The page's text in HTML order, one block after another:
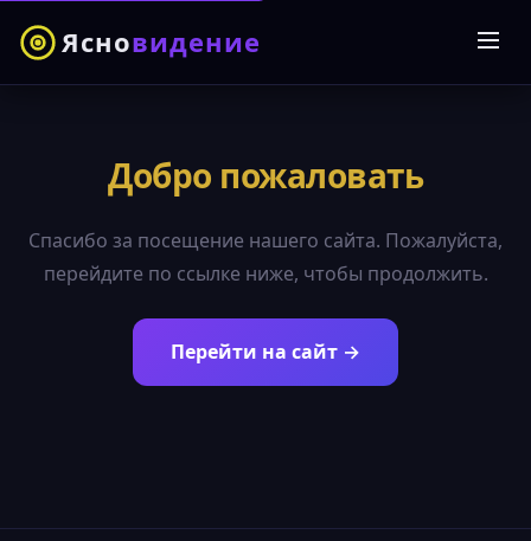
Ясновидение
Добро пожаловать
Спасибо за посещение нашего сайта. Пожалуйста,
перейдите по ссылке ниже, чтобы продолжить.
Перейти на сайт →